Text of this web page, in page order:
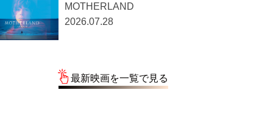
MOTHERLAND
2026.07.28
最新映画を一覧で見る